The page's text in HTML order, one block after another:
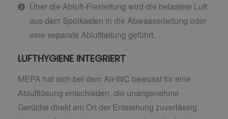
Über die Abluft-Flexleitung wird die belastete Luft
aus dem Spülkasten in die Abwasserleitung oder
eine separate Abluftleitung geführt.
LUFTHYGIENE INTEGRIERT
MEPA hat sich bei dem Air-WC bewusst für eine
Abluftlösung entschieden, die unangenehme
Gerüche direkt am Ort der Entstehung zuverlässig